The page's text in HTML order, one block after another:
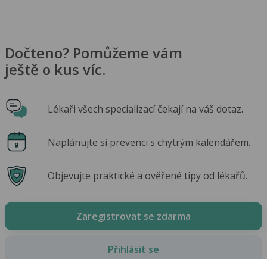
Dočteno? Pomůžeme vám
ještě o kus víc.
Lékaři všech specializací čekají na váš dotaz.
Naplánujte si prevenci s chytrým kalendářem.
Objevujte praktické a ověřené tipy od lékařů.
Zaregistrovat se zdarma
Přihlásit se